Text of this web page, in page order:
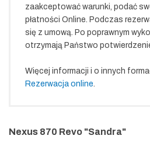
zaakceptować warunki, podać
płatności Online. Podczas
się z umową. Po poprawnym
otrzymają Państwo
Więcej informacji i o innych
Rezerwacja online.
Nexus 870 Revo "Sandra"